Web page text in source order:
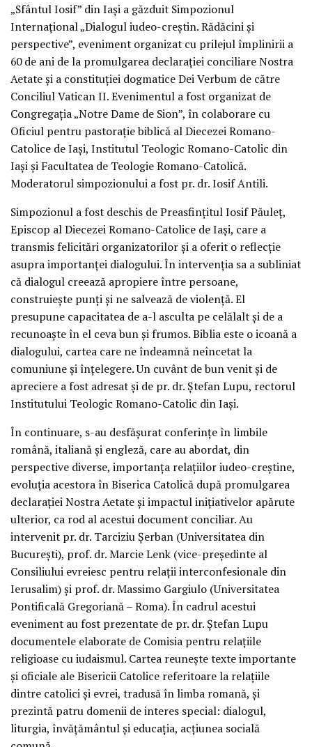
„Sfântul Iosif” din Iași a găzduit Simpozionul
Internațional „Dialogul iudeo-creștin. Rădăcini și
perspective”, eveniment organizat cu prilejul împlinirii a
60 de ani de la promulgarea declarației conciliare Nostra
Aetate și a constituției dogmatice Dei Verbum de către
Conciliul Vatican II. Evenimentul a fost organizat de
Congregația „Notre Dame de Sion”, în colaborare cu
Oficiul pentru pastorație biblică al Diecezei Romano-
Catolice de Iași, Institutul Teologic Romano-Catolic din
Iași și Facultatea de Teologie Romano-Catolică.
Moderatorul simpozionului a fost pr. dr. Iosif Antili.
Simpozionul a fost deschis de Preasfințitul Iosif Păuleț,
Episcop al Diecezei Romano-Catolice de Iași, care a
transmis felicitări organizatorilor și a oferit o reflecție
asupra importanței dialogului. În intervenția sa a subliniat
că dialogul creează apropiere între persoane,
construiește punți și ne salvează de violență. El
presupune capacitatea de a-l asculta pe celălalt și de a
recunoaște în el ceva bun și frumos. Biblia este o icoană a
dialogului, cartea care ne îndeamnă neîncetat la
comuniune și înțelegere. Un cuvânt de bun venit și de
apreciere a fost adresat și de pr. dr. Ștefan Lupu, rectorul
Institutului Teologic Romano-Catolic din Iași.
În continuare, s-au desfășurat conferințe în limbile
română, italiană și engleză, care au abordat, din
perspective diverse, importanța relațiilor iudeo-creștine,
evoluția acestora în Biserica Catolică după promulgarea
declarației Nostra Aetate și impactul inițiativelor apărute
ulterior, ca rod al acestui document conciliar. Au
intervenit pr. dr. Tarciziu Șerban (Universitatea din
București), prof. dr. Marcie Lenk (vice-președinte al
Consiliului evreiesc pentru relații interconfesionale din
Ierusalim) și prof. dr. Massimo Gargiulo (Universitatea
Pontificală Gregoriană – Roma). În cadrul acestui
eveniment au fost prezentate de pr. dr. Ștefan Lupu
documentele elaborate de Comisia pentru relațiile
religioase cu iudaismul. Cartea reunește texte importante
și oficiale ale Bisericii Catolice referitoare la relațiile
dintre catolici și evrei, tradusă în limba romană, și
prezintă patru domenii de interes special: dialogul,
liturgia, învățământul și educația, acțiunea socială